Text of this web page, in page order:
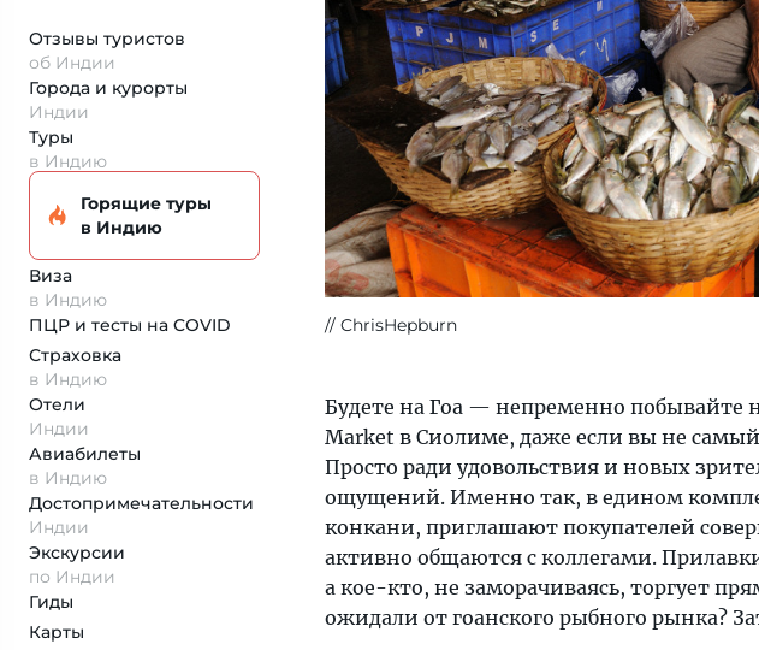
Отзывы туристов
об Индии
Города и курорты
Индии
Туры
в Индию
Горящие туры
в Индию
Виза
в Индию
ПЦР и тесты на COVID
Страховка
в Индию
Отели
Индии
Авиабилеты
в Индию
Достопримеча­тельности
Индии
Экскурсии
по Индии
Гиды
Карты
ChrisHepburn
Будете на Гоа — непременно побывайте
Market в Сиолиме, даже если вы не
Просто ради удовольствия и новых
ощущений. Именно так, в едином
конкани, приглашают покупателей
активно общаются с коллегами.
а кое-кто, не заморачиваясь, торгует
ожидали от гоанского рыбного рынка?